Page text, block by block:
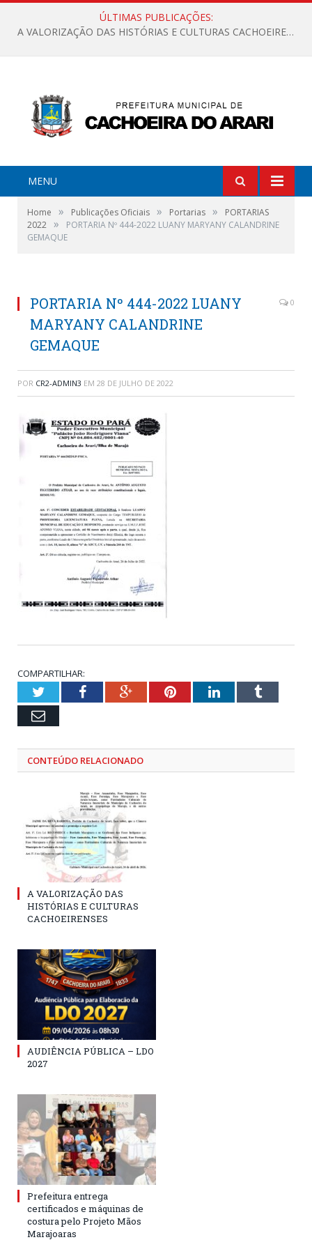
ÚLTIMAS PUBLICAÇÕES:
A VALORIZAÇÃO DAS HISTÓRIAS E CULTURAS CACHOEIRENSES
MENU
Home » Publicações Oficiais » Portarias »
PORTARIAS
2022 »
PORTARIA Nº 444-2022 LUANY MARYANY CALANDRINE
GEMAQUE
PORTARIA Nº 444-2022 LUANY
MARYANY CALANDRINE
GEMAQUE
0
POR CR2-ADMIN3 EM 28 DE JULHO DE 2022
COMPARTILHAR:
TwitterFacebookGoogle+PinterestLinkedInTumblr
Email
CONTEÚDO RELACIONADO
A VALORIZAÇÃO DAS
HISTÓRIAS E CULTURAS
CACHOEIRENSES
AUDIÊNCIA PÚBLICA – LDO
2027
Prefeitura entrega
certificados e máquinas de
costura pelo Projeto Mãos
Marajoaras